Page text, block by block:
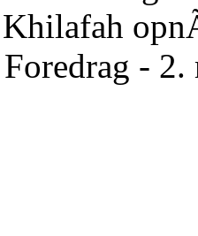
Foredrag - 2.